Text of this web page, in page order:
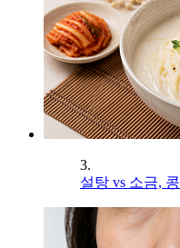
3.
설탕 vs 소금,